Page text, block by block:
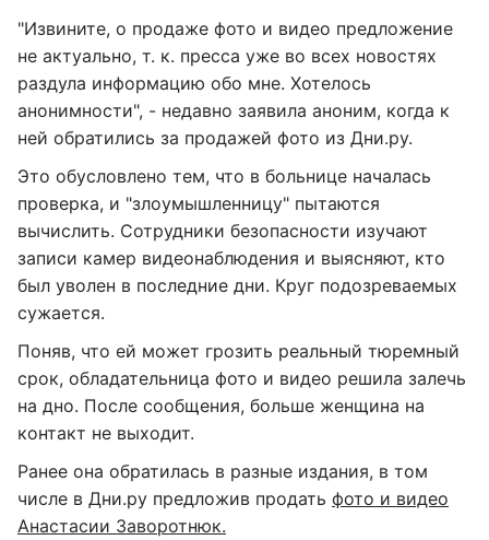
"Извините, о продаже фото и видео предложение
не актуально, т. к. пресса уже во всех новостях
раздула информацию обо мне. Хотелось
анонимности", - недавно заявила аноним, когда к
ней обратились за продажей фото из Дни.ру.
Это обусловлено тем, что в больнице началась
проверка, и "злоумышленницу" пытаются
вычислить. Сотрудники безопасности изучают
записи камер видеонаблюдения и выясняют, кто
был уволен в последние дни. Круг подозреваемых
сужается.
Поняв, что ей может грозить реальный тюремный
срок, обладательница фото и видео решила залечь
на дно. После сообщения, больше женщина на
контакт не выходит.
Ранее она обратилась в разные издания, в том
числе в Дни.ру предложив продать фото и видео
Анастасии Заворотнюк.